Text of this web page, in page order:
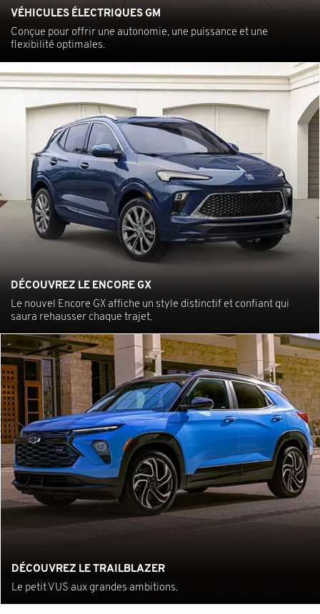
VÉHICULES ÉLECTRIQUES GM
Conçue pour offrir une autonomie, une puissance et une
flexibilité optimales.
DÉCOUVREZ LE ENCORE GX
Le nouvel Encore GX affiche un style distinctif et confiant qui
saura rehausser chaque trajet.
DÉCOUVREZ LE TRAILBLAZER
Le petit VUS aux grandes ambitions.